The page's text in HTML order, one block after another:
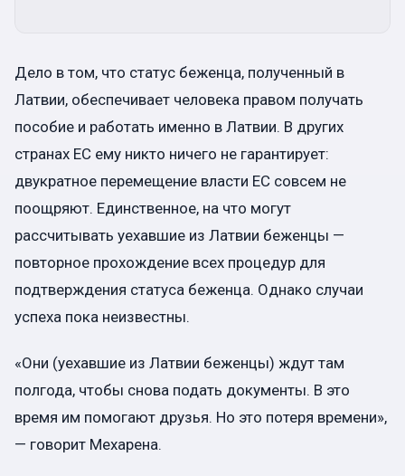
Дело в том, что статус беженца, полученный в
Латвии, обеспечивает человека правом получать
пособие и работать именно в Латвии. В других
странах ЕС ему никто ничего не гарантирует:
двукратное перемещение власти ЕС совсем не
поощряют. Единственное, на что могут
рассчитывать уехавшие из Латвии беженцы —
повторное прохождение всех процедур для
подтверждения статуса беженца. Однако случаи
успеха пока неизвестны.
«Они (уехавшие из Латвии беженцы) ждут там
полгода, чтобы снова подать документы. В это
время им помогают друзья. Но это потеря времени»,
— говорит Мехарена.